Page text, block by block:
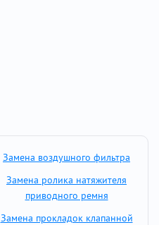
Замена воздушного фильтра
Замена ролика натяжителя
приводного ремня
Замена прокладок клапанной